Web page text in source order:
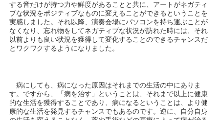
する音だけが持つ力や鮮度があることと共に、アートがネガティ
ブな状況をポジティブなものに変えることができるということを
実感しました。それ以降、演奏会場にパソコンを持ち運ぶことが
なくなり、忘れ物をしてネガティブな状況が訪れた時には、それ
以前よりも良い状況を獲得して変化することのできるチャンスだ
とワクワクするようになりました。
病にしても、病になった原因はそれまでの生活の中にありま
す。ですから、「病を治す」ということは、それまで以上に健康
的な生活を獲得することであり、病になるということは、より健
康的な生活を発見するチャンスでもあるのです。逆に、自分自身